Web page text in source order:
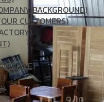
BACKGROUND)
CUSTOMERS)